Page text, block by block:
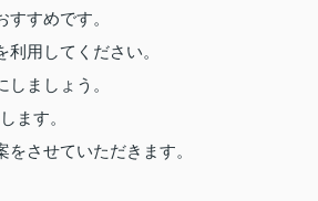
すめです。
用してください。
ましょう。
ます。
させていただきます。